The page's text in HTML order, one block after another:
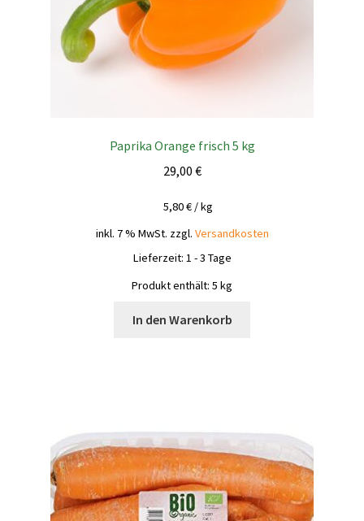
Paprika Orange frisch 5 kg
29,00 €
5,80€/kg
inkl. 7 % MwSt. zzgl. Versandkosten
Lieferzeit: 1 - 3 Tage
Produkt enthält: 5 kg
In den Warenkorb